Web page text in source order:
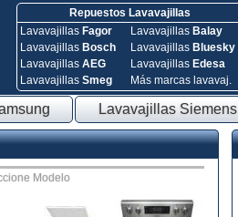
Repuestos Lavavajillas
Lavavajillas Fagor
Lavavajillas Bosch
Lavavajillas AEG
Lavavajillas Smeg
Lavavajillas Balay
Lavavajillas Bluesky
Lavavajillas Edesa
Más marcas lavavaj.
Lavavajillas Siemens
Modelo